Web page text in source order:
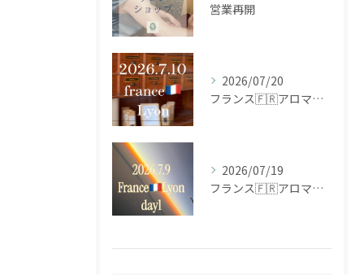
営業再開
2026/07/20
フランス🇫🇷アロマ研修ツアー𝗱𝗮𝘆𝟮
2026/07/19
フランス🇫🇷アロマ研修ツアー𝗱𝗮𝘆𝟭